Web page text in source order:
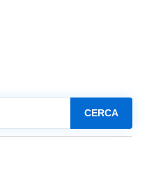
CERCA